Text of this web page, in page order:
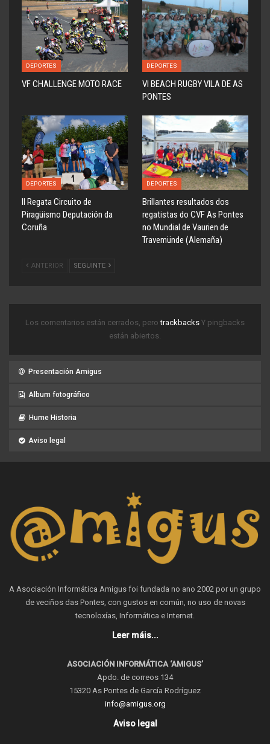
DEPORTES
VF CHALLENGE MOTO RACE
DEPORTES
VI BEACH RUGBY VILA DE AS
PONTES
DEPORTES
ll Regata Circuito de
Piragüismo Deputación da
Coruña
DEPORTES
Brillantes resultados dos
regatistas do CVF As Pontes
no Mundial de Vaurien de
Travemünde (Alemaña)
ANTERIOR SEGUINTE
Los comentarios están cerrados, perotrackbacks Y pingbacks
están abiertos.
Presentación Amigus
Album fotográfico
Hume Historia
Aviso legal
A Asociación Informática Amigus foi fundada no ano 2002 por un grupo
de veciños das Pontes, con gustos en común, no uso de novas
tecnoloxías, Informática e Internet.
Leer máis...
ASOCIACIÓN INFORMÁTICA ‘AMIGUS’
Apdo. de correos 134
15320 As Pontes de García Rodríguez
info@amigus.org
Aviso legal